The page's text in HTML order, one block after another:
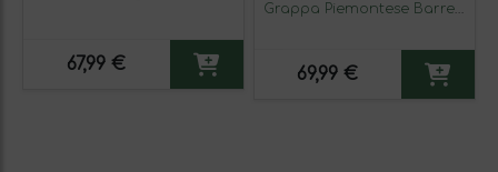
67,99 €
Grappa Piemontese Barrel
69,99 €